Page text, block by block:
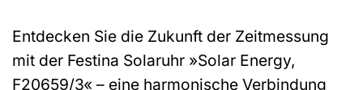
Entdecken Sie die Zukunft der Zeitmessung
mit der Festina Solaruhr »Solar Energy,
F20659/3« – eine harmonische Verbindung